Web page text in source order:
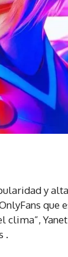
y
que
clima”,
.